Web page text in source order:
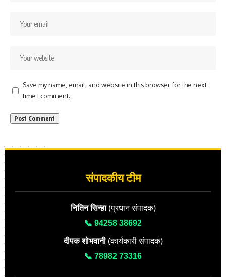
Save my name, email, and website in this browser for the next
time I comment.
संपादकीय टीम
नितिन सिन्हा(प्रधान संपादक)
📞 94258 38692
दीपक शोभवानी(कार्यकारी संपादक)
📞 78982 73316